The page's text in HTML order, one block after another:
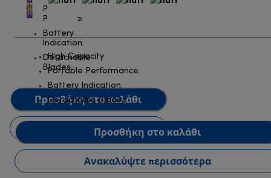
Portable
Performance.
Battery
Indication.
Detachable
Blades
Προσθήκη στο καλάθι
Ανακαλύψτε περισσότερα
High Capacity
Portable Performance.
Battery Indication.
Detachable Blades
Προσθήκη στο καλάθι
Ανακαλύψτε περισσότερα